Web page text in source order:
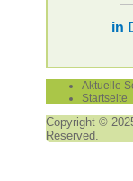
in
Aktuelle
Startseite
Copyright ©
Reserved.